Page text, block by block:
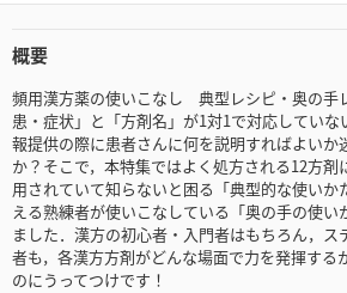
概要
頻用漢方薬の使いこなし 典型レシピ・奥の手
患・症状」と「方剤名」が1対1で対応してい
報提供の際に患者さんに何を説明すればよいか
か？そこで，本特集ではよく処方される12方剤
用されていて知らないと困る「典型的な使いか
える熟練者が使いこなしている「奥の手の使い
ました．漢方の初心者・入門者はもちろん，
者も，各漢方方剤がどんな場面で力を発揮する
のにうってつけです！